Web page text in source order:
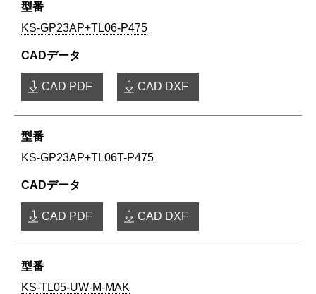
KS-GP23AP+TL06-P475
CAD PDF CAD DXF
KS-GP23AP+TL06T-P475
CAD PDF CAD DXF
KS-TL05-UW-M-MAK